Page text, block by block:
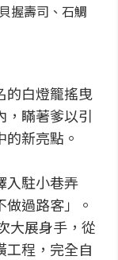
握壽司、石鯛
的白燈籠搖曳
，瞞著爹以引
新亮點。
入駐小巷弄
過路客」。
大展身手，從
工程，完全自